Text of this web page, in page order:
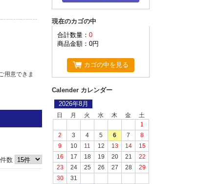
現在のカゴの中
合計数量： 0
商品金額： 0円
カゴの中を見る
Calender カレンダー
2026年8月
日 月 火 水 木 金 土
1
2
3 4 5 6 7
8
9
10 11 12 13 14
15
16
17 18 19 20 21
22
23
24 25 26 27 28
29
30
31
用意できま
ておりま
数